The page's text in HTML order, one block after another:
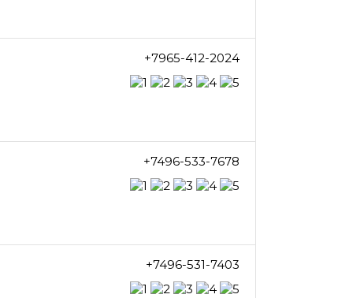
+7965-412-2024
+7496-533-7678
+7496-531-7403